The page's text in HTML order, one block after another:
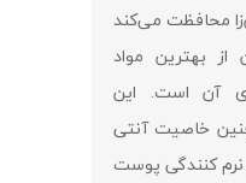
محافظت می‌کند
بهترین مواد
آن است. این
خاصیت آنتی
نرم کنندگی پوست